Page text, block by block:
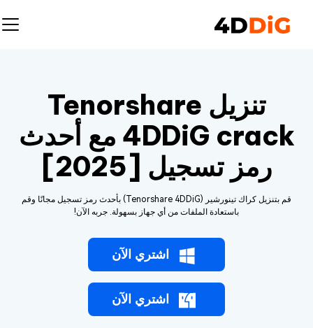
تنزيل Tenorshare
4DDiG crack مع أحدث
رمز تسجيل [2025]
قم بتنزيل كراك تينورشير (Tenorshare 4DDiG) بأحدث رمز تسجيل مجانًا وقم
باستعادة الملفات من أي جهاز بسهولة. جربه الآن!
اشتري الآن
اشتري الآن